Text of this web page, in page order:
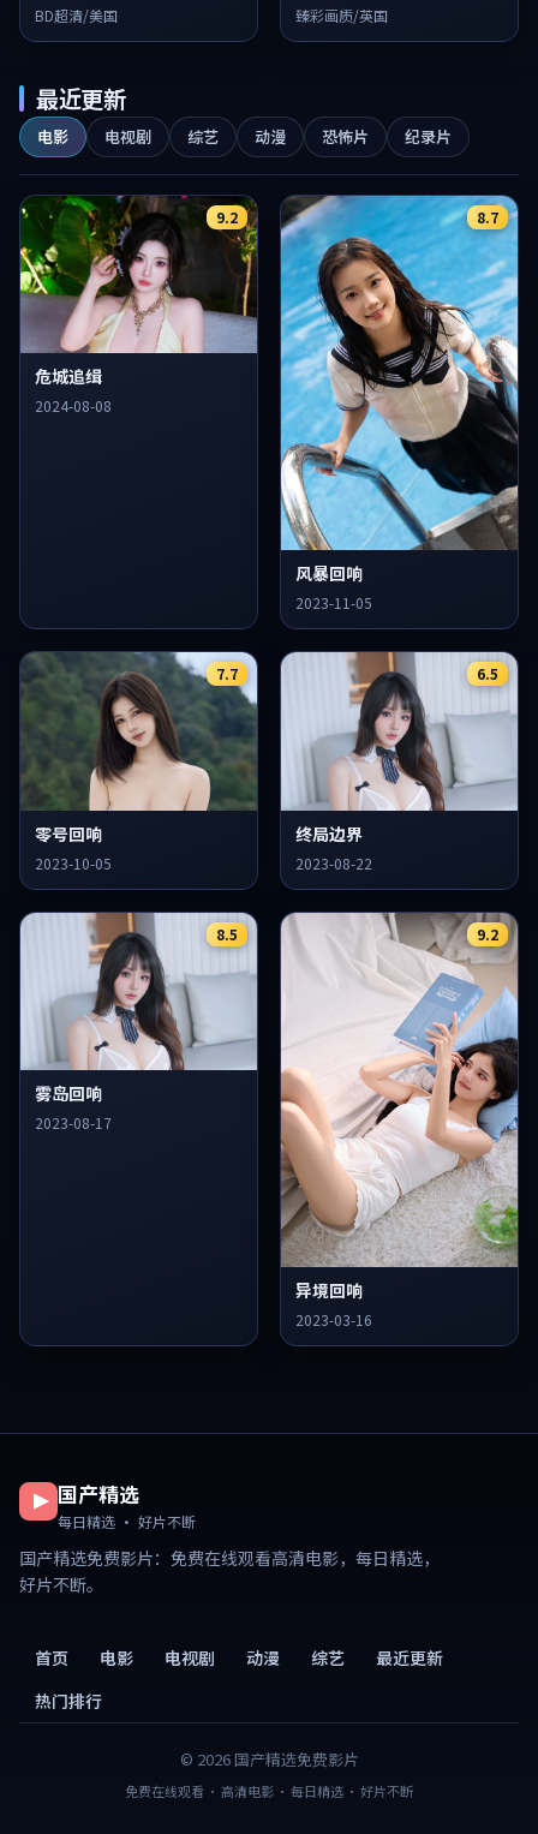
BD超清/美国 臻彩画质/英国
最近更新
电影 电视剧 综艺 动漫 恐怖片 纪录片
9.2
危城追缉
2024-08-08
8.7
风暴回响
2023-11-05
7.7
零号回响
2023-10-05
6.5
终局边界
2023-08-22
8.5
雾岛回响
2023-08-17
9.2
异境回响
2023-03-16
国产精选
每日精选 · 好片不断
国产精选免费影片：免费在线观看高清电影，每日精选，
好片不断。
首页 电影 电视剧 动漫 综艺
最近更新
热门排行
© 2026 国产精选免费影片
免费在线观看 · 高清电影 · 每日精选 · 好片不断